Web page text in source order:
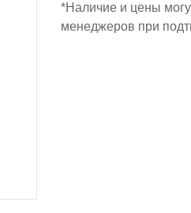
*Наличие и цены
менеджеров при